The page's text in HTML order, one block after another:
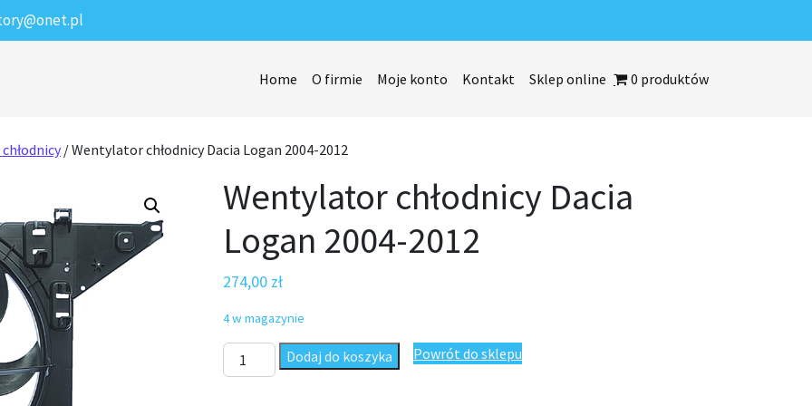
Home O firmie Moje konto Kontakt Sklep online 0 produktów
/ Wentylator chłodnicy Dacia Logan 2004-2012
Wentylator chłodnicy Dacia
Logan 2004-2012
274,00 zł
4 w magazynie
ilość Wentylator chłodnicy Dacia Logan 2004-2012
Dodaj do koszyka Powrót do sklepu